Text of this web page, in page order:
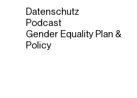
Datenschutz
Podcast
Gender Equality Plan &
Policy